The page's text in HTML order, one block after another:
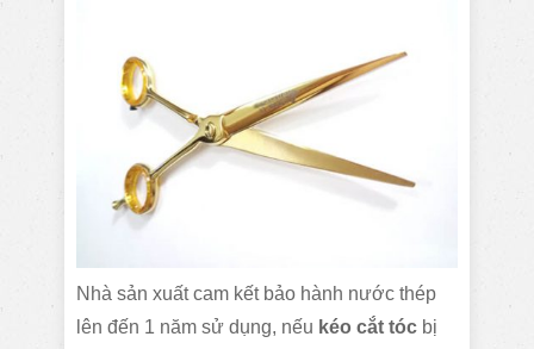
Nhà sản xuất cam kết bảo hành nước thép
lên đến 1 năm sử dụng, nếu kéo cắt tóc bị